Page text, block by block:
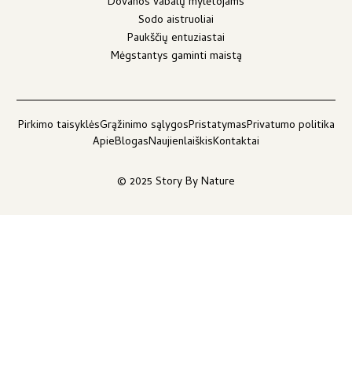
Sodo aistruoliai
Paukščių entuziastai
Mėgstantys gaminti maistą
© 2025 Story By Nature
Pirkimo taisyklėsGrąžinimo sąlygosPristatymasPrivatumo politika
ApieBlogasNaujienlaiškisKontaktai